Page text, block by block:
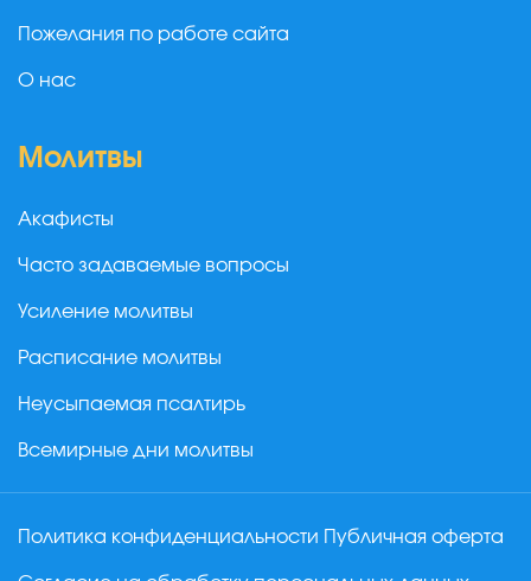
Пожелания по работе сайта
О нас
Молитвы
Акафисты
Часто задаваемые вопросы
Усиление молитвы
Расписание молитвы
Неусыпаемая псалтирь
Всемирные дни молитвы
Политика конфиденциальности Публичная оферта